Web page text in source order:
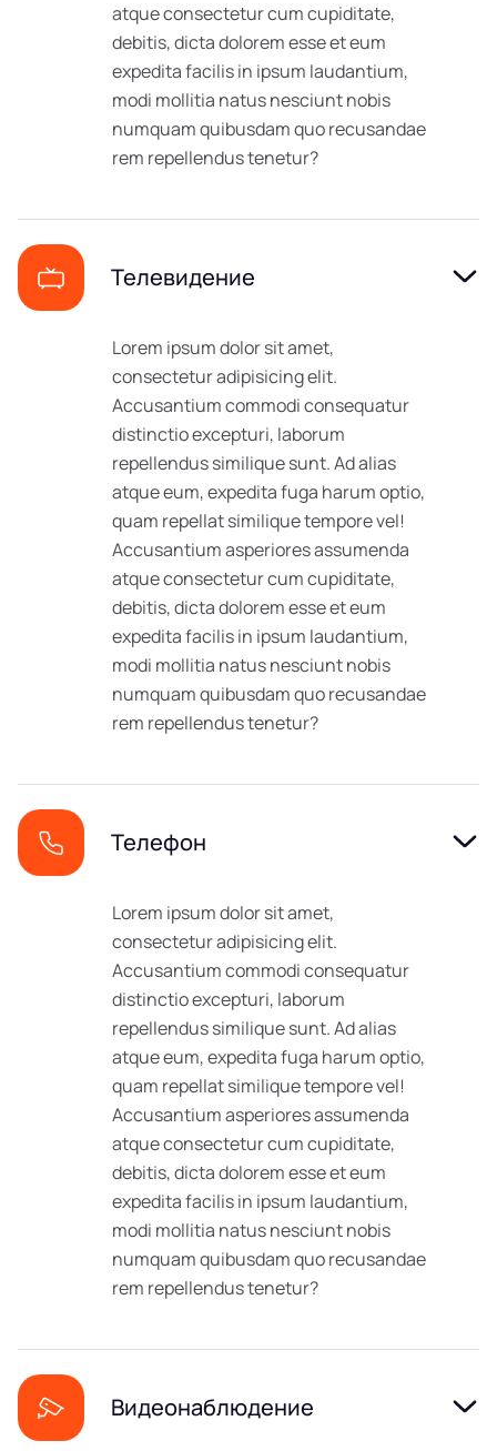
atque consectetur cum cupiditate,
debitis, dicta dolorem esse et eum
expedita facilis in ipsum laudantium,
modi mollitia natus nesciunt nobis
numquam quibusdam quo recusandae
rem repellendus tenetur?
Телевидение
Lorem ipsum dolor sit amet,
consectetur adipisicing elit.
Accusantium commodi consequatur
distinctio excepturi, laborum
repellendus similique sunt. Ad alias
atque eum, expedita fuga harum optio,
quam repellat similique tempore vel!
Accusantium asperiores assumenda
atque consectetur cum cupiditate,
debitis, dicta dolorem esse et eum
expedita facilis in ipsum laudantium,
modi mollitia natus nesciunt nobis
numquam quibusdam quo recusandae
rem repellendus tenetur?
Телефон
Lorem ipsum dolor sit amet,
consectetur adipisicing elit.
Accusantium commodi consequatur
distinctio excepturi, laborum
repellendus similique sunt. Ad alias
atque eum, expedita fuga harum optio,
quam repellat similique tempore vel!
Accusantium asperiores assumenda
atque consectetur cum cupiditate,
debitis, dicta dolorem esse et eum
expedita facilis in ipsum laudantium,
modi mollitia natus nesciunt nobis
numquam quibusdam quo recusandae
rem repellendus tenetur?
Видеонаблюдение